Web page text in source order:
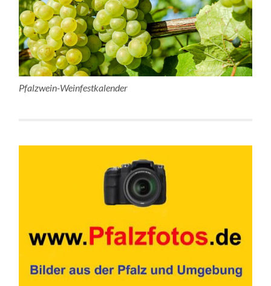
Pfalzwein-Weinfestkalender